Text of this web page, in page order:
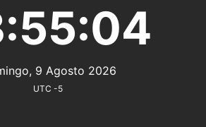
9 Agosto 2026
UTC -5